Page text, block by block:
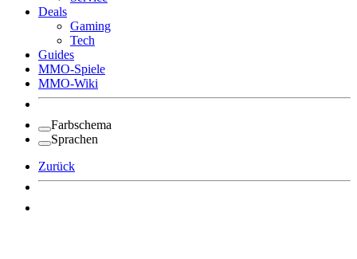
Deals
Gaming
Tech
Guides
MMO-Spiele
MMO-Wiki
Farbschema
Sprachen
Zurück